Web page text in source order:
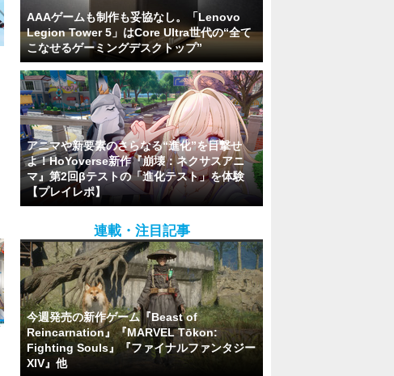
AAAゲームも制作も妥協なし。「Lenovo
Legion Tower 5」はCore Ultra世代の“全て
こなせるゲーミングデスクトップ”
アニマや新要素のさらなる“進化”を目撃せ
よ！HoYoverse新作『崩壊：ネクサスアニ
マ』第2回βテストの「進化テスト」を体験
【プレイレポ】
連載・注目記事
今週発売の新作ゲーム『Beast of
Reincarnation』『MARVEL Tōkon:
Fighting Souls』『ファイナルファンタジー
XIV』他